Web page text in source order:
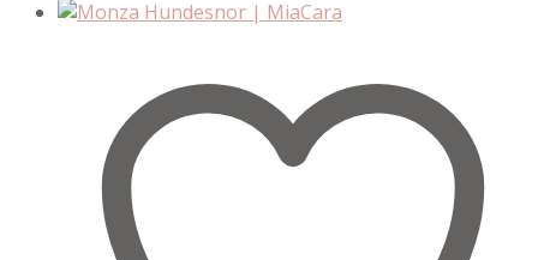
latest